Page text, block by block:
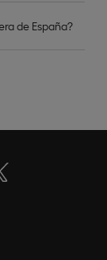
de España?